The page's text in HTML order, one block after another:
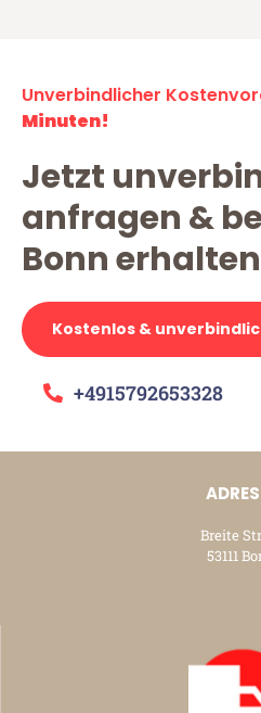
Unverbindlicher
Minuten!
Jetzt
anfragen &
Bonn
Kostenlos &
+4915792653328
Breite
53111